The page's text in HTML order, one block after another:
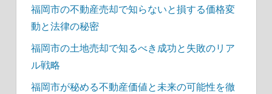
福岡市の不動産売却で知らないと損する価格変
動と法律の秘密
福岡市の土地売却で知るべき成功と失敗のリア
ル戦略
福岡市が秘める不動産価値と未来の可能性を徹